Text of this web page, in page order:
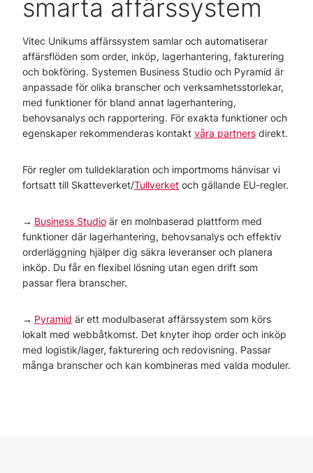
smarta affärssystem
Vitec Unikums affärssystem samlar och automatiserar
affärsflöden som order, inköp, lagerhantering, fakturering
och bokföring. Systemen Business Studio och Pyramid är
anpassade för olika branscher och verksamhetsstorlekar,
med funktioner för bland annat lagerhantering,
behovsanalys och rapportering. För exakta funktioner och
egenskaper rekommenderas kontakt våra partners direkt.
För regler om tull­deklaration och importmoms hänvisar vi
fortsatt till Skatteverket/Tullverket och gällande EU-regler.
→ Business Studio är en molnbaserad plattform med
funktioner där lagerhantering, behovsanalys och effektiv
orderläggning hjälper dig säkra leveranser och planera
inköp. Du får en flexibel lösning utan egen drift som
passar flera branscher.
→ Pyramid är ett modulbaserat affärssystem som körs
lokalt med webbåtkomst. Det knyter ihop order och inköp
med logistik/lager, fakturering och redovisning. Passar
många branscher och kan kombineras med valda moduler.